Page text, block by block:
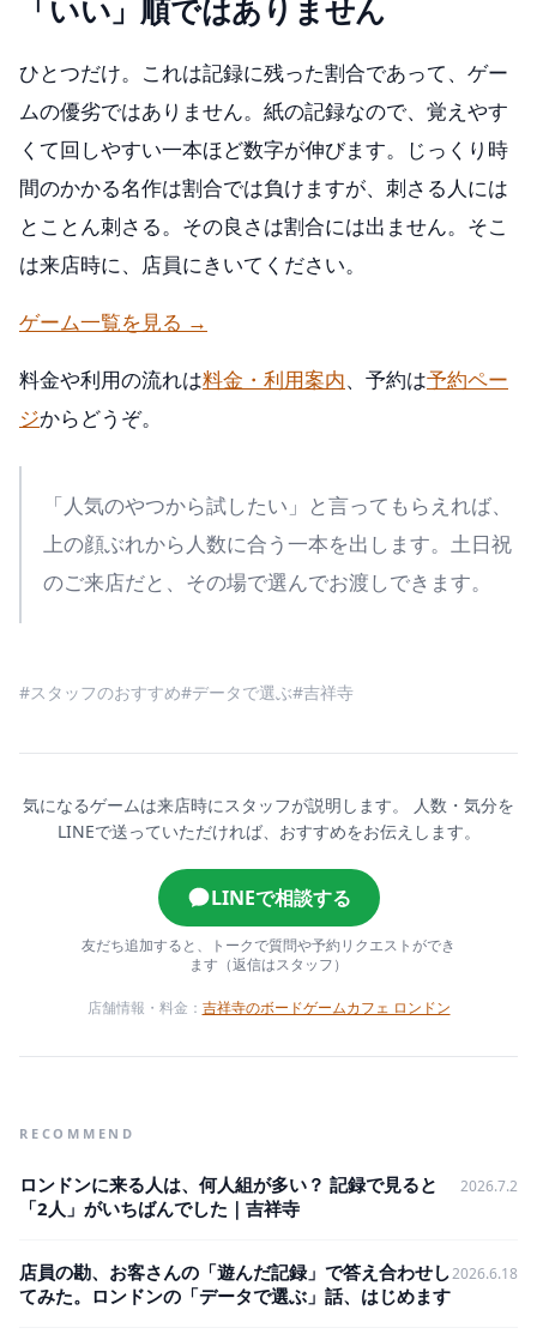
「いい」順ではありません
ひとつだけ。これは記録に残った割合であって、ゲー
ムの優劣ではありません。紙の記録なので、覚えやす
くて回しやすい一本ほど数字が伸びます。じっくり時
間のかかる名作は割合では負けますが、刺さる人には
とことん刺さる。その良さは割合には出ません。そこ
は来店時に、店員にきいてください。
ゲーム一覧を見る →
料金や利用の流れは料金・利用案内、予約は予約ペー
ジからどうぞ。
「人気のやつから試したい」と言ってもらえれば、
上の顔ぶれから人数に合う一本を出します。土日祝
のご来店だと、その場で選んでお渡しできます。
#スタッフのおすすめ#データで選ぶ#吉祥寺
気になるゲームは来店時にスタッフが説明します。
人数・気分を
LINEで送っていただければ、おすすめをお伝えします。
LINEで相談する
友だち追加すると、トークで質問や予約リクエストができ
ます（返信はスタッフ）
店舗情報・料金： 吉祥寺のボードゲームカフェ ロンドン
RECOMMEND
ロンドンに来る人は、何人組が多い？ 記録で見ると
「2人」がいちばんでした｜吉祥寺
2026.7.2
店員の勘、お客さんの「遊んだ記録」で答え合わせし
てみた。ロンドンの「データで選ぶ」話、はじめます
2026.6.18